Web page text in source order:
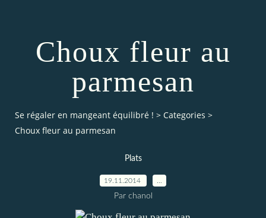
Choux fleur au
parmesan
Se régaler en mangeant équilibré ! > Categories >
Choux fleur au parmesan
Plats
19.11.2014
Par chanol